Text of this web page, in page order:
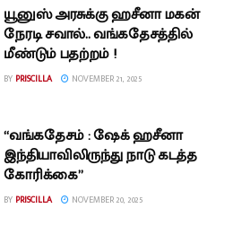
யூனுஸ் அரசுக்கு ஹசீனா மகன்
நேரடி சவால்.. வங்கதேசத்தில்
மீண்டும் பதற்றம் !
BY PRISCILLA NOVEMBER 21, 2025
“வங்கதேசம் : ஷேக் ஹசீனா
இந்தியாவிலிருந்து நாடு கடத்த
கோரிக்கை”
BY PRISCILLA NOVEMBER 20, 2025